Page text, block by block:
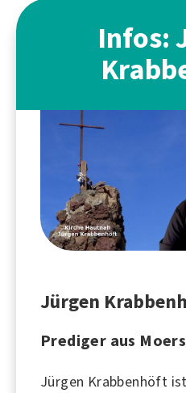
Infos:
Jürgen
Prediger aus Moers
Jürgen Krabbenhöft